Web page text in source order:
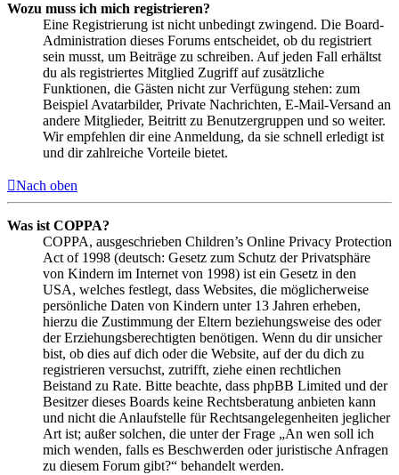
Wozu muss ich mich registrieren?
Eine Registrierung ist nicht unbedingt zwingend. Die Board-
Administration dieses Forums entscheidet, ob du registriert
sein musst, um Beiträge zu schreiben. Auf jeden Fall erhältst
du als registriertes Mitglied Zugriff auf zusätzliche
Funktionen, die Gästen nicht zur Verfügung stehen: zum
Beispiel Avatarbilder, Private Nachrichten, E-Mail-Versand an
andere Mitglieder, Beitritt zu Benutzergruppen und so weiter.
Wir empfehlen dir eine Anmeldung, da sie schnell erledigt ist
und dir zahlreiche Vorteile bietet.
Nach oben
Was ist COPPA?
COPPA, ausgeschrieben Children’s Online Privacy Protection
Act of 1998 (deutsch: Gesetz zum Schutz der Privatsphäre
von Kindern im Internet von 1998) ist ein Gesetz in den
USA, welches festlegt, dass Websites, die möglicherweise
persönliche Daten von Kindern unter 13 Jahren erheben,
hierzu die Zustimmung der Eltern beziehungsweise des oder
der Erziehungsberechtigten benötigen. Wenn du dir unsicher
bist, ob dies auf dich oder die Website, auf der du dich zu
registrieren versuchst, zutrifft, ziehe einen rechtlichen
Beistand zu Rate. Bitte beachte, dass phpBB Limited und der
Besitzer dieses Boards keine Rechtsberatung anbieten kann
und nicht die Anlaufstelle für Rechtsangelegenheiten jeglicher
Art ist; außer solchen, die unter der Frage „An wen soll ich
mich wenden, falls es Beschwerden oder juristische Anfragen
zu diesem Forum gibt?“ behandelt werden.